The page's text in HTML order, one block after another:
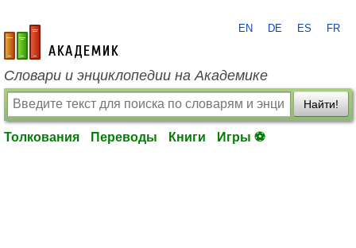
academic.ru
EN DE ES FR
Словари и энциклопедии на Академике
Найти!
Толкования Переводы Книги Игры ⚽